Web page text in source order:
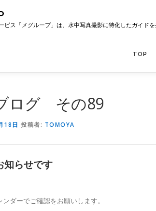
ビス「メグループ」は、水中写真撮影に特化したガイド
TOP
ログ その89
18日 投稿者: TOMOYA
知らせです
ダーでご確認をお願いします。